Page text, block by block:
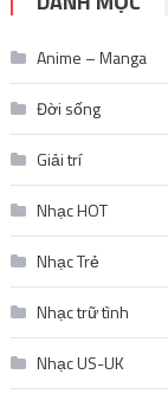
Anime – Manga
Đời sống
Giải trí
Nhạc HOT
Nhạc Trẻ
Nhạc trữ tình
Nhạc US-UK